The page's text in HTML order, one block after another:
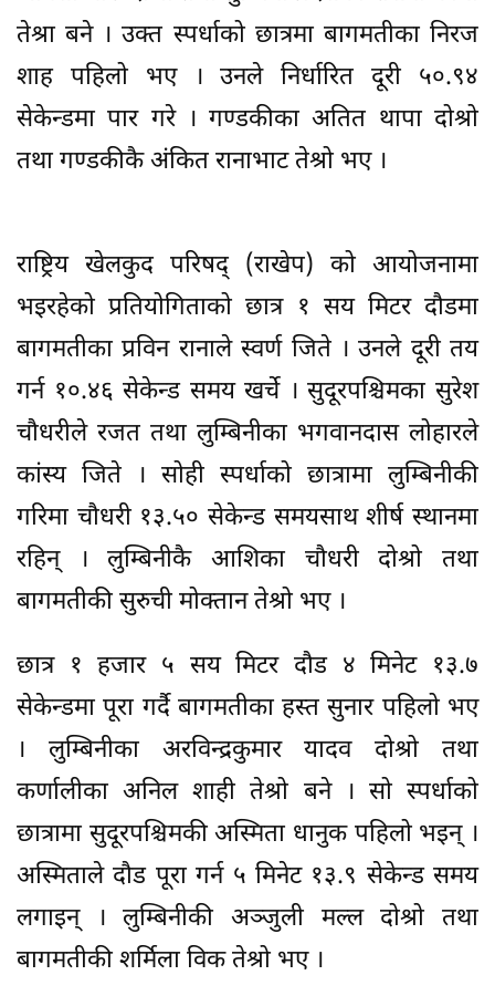
तेश्रा बने । उक्त स्पर्धाको छात्रमा बागमतीका निरज
शाह पहिलो भए । उनले निर्धारित दूरी ५०.९४
सेकेन्डमा पार गरे । गण्डकीका अतित थापा दोश्रो
तथा गण्डकीकै अंकित रानाभाट तेश्रो भए ।
राष्ट्रिय खेलकुद परिषद् (राखेप) को आयोजनामा
भइरहेको प्रतियोगिताको छात्र १ सय मिटर दौडमा
बागमतीका प्रविन रानाले स्वर्ण जिते । उनले दूरी तय
गर्न १०.४६ सेकेन्ड समय खर्चे । सुदूरपश्चिमका सुरेश
चौधरीले रजत तथा लुम्बिनीका भगवानदास लोहारले
कांस्य जिते । सोही स्पर्धाको छात्रामा लुम्बिनीकी
गरिमा चौधरी १३.५० सेकेन्ड समयसाथ शीर्ष स्थानमा
रहिन् । लुम्बिनीकै आशिका चौधरी दोश्रो तथा
बागमतीकी सुरुची मोक्तान तेश्रो भए ।
छात्र १ हजार ५ सय मिटर दौड ४ मिनेट १३.७
सेकेन्डमा पूरा गर्दै बागमतीका हस्त सुनार पहिलो भए
। लुम्बिनीका अरविन्द्रकुमार यादव दोश्रो तथा
कर्णालीका अनिल शाही तेश्रो बने । सो स्पर्धाको
छात्रामा सुदूरपश्चिमकी अस्मिता धानुक पहिलो भइन् ।
अस्मिताले दौड पूरा गर्न ५ मिनेट १३.९ सेकेन्ड समय
लगाइन् । लुम्बिनीकी अञ्जुली मल्ल दोश्रो तथा
बागमतीकी शर्मिला विक तेश्रो भए ।